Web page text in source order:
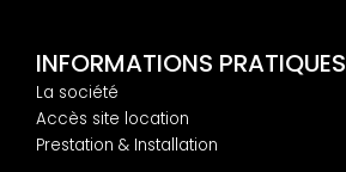
INFORMATIONS PRATIQUES
La société
Accès site location
Prestation & Installation